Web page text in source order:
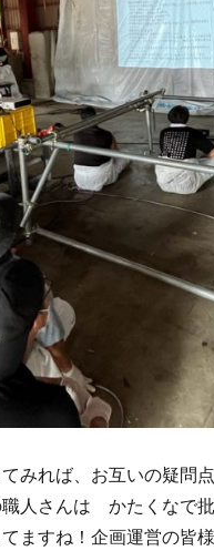
みれば、お互いの疑問
人さんは かたくなで
ますね！企画運営の皆